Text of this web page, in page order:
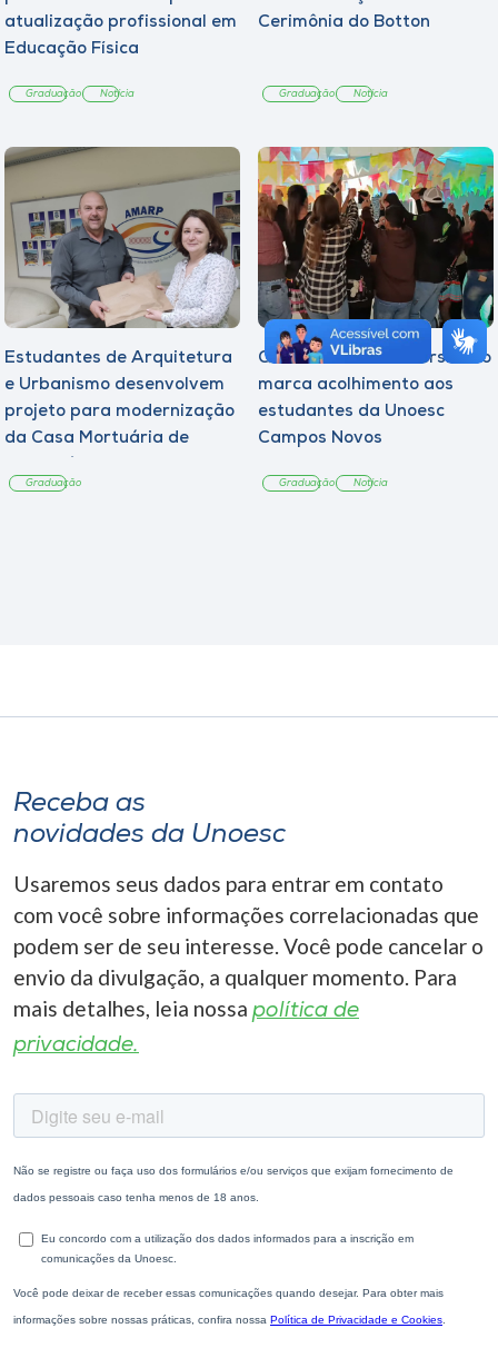
atualização profissional em
Educação Física
Graduação Notícia
Cerimônia do Botton
Graduação Notícia
Estudantes de Arquitetura
e Urbanismo desenvolvem
projeto para modernização
da Casa Mortuária de
Graduação
Quarto Arraiá Universitário
marca acolhimento aos
estudantes da Unoesc
Campos Novos
Graduação Notícia
Receba as
novidades da Unoesc
Usaremos seus dados para entrar em contato
com você sobre informações correlacionadas que
podem ser de seu interesse. Você pode cancelar o
envio da divulgação, a qualquer momento. Para
mais detalhes, leia nossa política de
privacidade.